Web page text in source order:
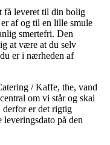
få leveret til din bolig
af og til en lille smule
smertefri. Den
at være at du selv
er i nærheden af
/ Kaffe, the, vand
om vi står og skal
derfor er det rigtig
på den